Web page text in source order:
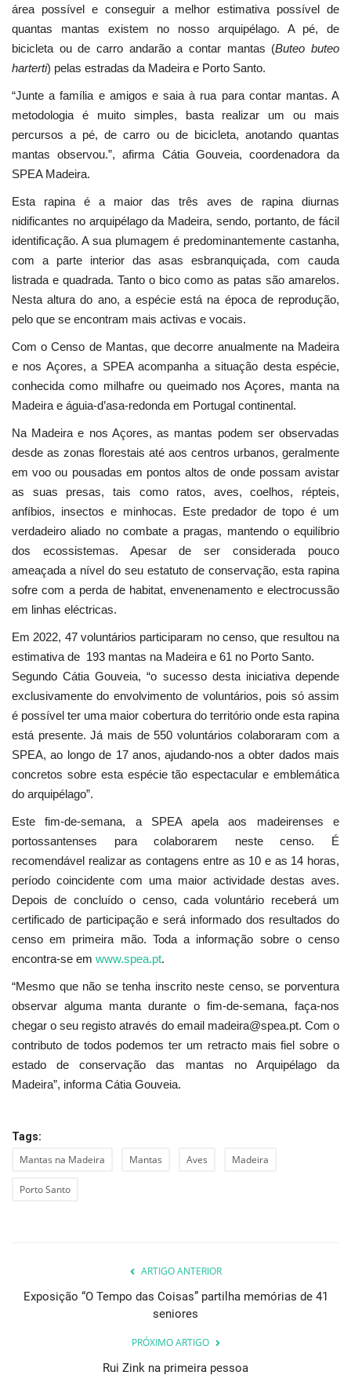
área possível e conseguir a melhor estimativa possível de
quantas mantas existem no nosso arquipélago. A pé, de
bicicleta ou de carro andarão a contar mantas (Buteo buteo
harterti) pelas estradas da Madeira e Porto Santo.
“Junte a família e amigos e saia à rua para contar mantas. A
metodologia é muito simples, basta realizar um ou mais
percursos a pé, de carro ou de bicicleta, anotando quantas
mantas observou.”, afirma Cátia Gouveia, coordenadora da
SPEA Madeira.
Esta rapina é a maior das três aves de rapina diurnas
nidificantes no arquipélago da Madeira, sendo, portanto, de fácil
identificação. A sua plumagem é predominantemente castanha,
com a parte interior das asas esbranquiçada, com cauda
listrada e quadrada. Tanto o bico como as patas são amarelos.
Nesta altura do ano, a espécie está na época de reprodução,
pelo que se encontram mais activas e vocais.
Com o Censo de Mantas, que decorre anualmente na Madeira
e nos Açores, a SPEA acompanha a situação desta espécie,
conhecida como milhafre ou queimado nos Açores, manta na
Madeira e águia-d’asa-redonda em Portugal continental.
Na Madeira e nos Açores, as mantas podem ser observadas
desde as zonas florestais até aos centros urbanos, geralmente
em voo ou pousadas em pontos altos de onde possam avistar
as suas presas, tais como ratos, aves, coelhos, répteis,
anfíbios, insectos e minhocas. Este predador de topo é um
verdadeiro aliado no combate a pragas, mantendo o equilíbrio
dos ecossistemas. Apesar de ser considerada pouco
ameaçada a nível do seu estatuto de conservação, esta rapina
sofre com a perda de habitat, envenenamento e electrocussão
em linhas eléctricas.
Em 2022, 47 voluntários participaram no censo, que resultou na
estimativa de 193 mantas na Madeira e 61 no Porto Santo.
Segundo Cátia Gouveia, “o sucesso desta iniciativa depende
exclusivamente do envolvimento de voluntários, pois só assim
é possível ter uma maior cobertura do território onde esta rapina
está presente. Já mais de 550 voluntários colaboraram com a
SPEA, ao longo de 17 anos, ajudando-nos a obter dados mais
concretos sobre esta espécie tão espectacular e emblemática
do arquipélago”.
Este fim-de-semana, a SPEA apela aos madeirenses e
portossantenses para colaborarem neste censo. É
recomendável realizar as contagens entre as 10 e as 14 horas,
período coincidente com uma maior actividade destas aves.
Depois de concluído o censo, cada voluntário receberá um
certificado de participação e será informado dos resultados do
censo em primeira mão. Toda a informação sobre o censo
encontra-se em www.spea.pt.
“Mesmo que não se tenha inscrito neste censo, se porventura
observar alguma manta durante o fim-de-semana, faça-nos
chegar o seu registo através do email madeira@spea.pt. Com o
contributo de todos podemos ter um retracto mais fiel sobre o
estado de conservação das mantas no Arquipélago da
Madeira”, informa Cátia Gouveia.
Tags:
Mantas na Madeira Mantas Aves Madeira
Porto Santo
ARTIGO ANTERIOR
Exposição “O Tempo das Coisas” partilha memórias de 41
seniores
PRÓXIMO ARTIGO
Rui Zink na primeira pessoa